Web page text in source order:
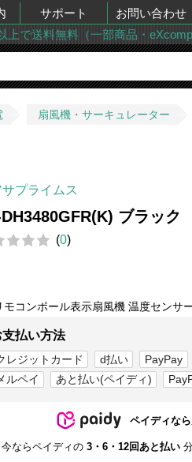
サポート お問い合わせ
上で送料無料（一部商品・
扇風機・サーキュレーター
プライムス
ブラック
(0)
モコンポール表示扇風機 温度センサ
支払い方法
レジットカード d払い PayPay
ルペイ
あと払い(ペイディ)
ペイディな
今ならペイディの 3・6・12回あと払い